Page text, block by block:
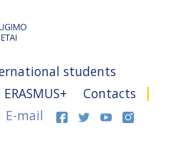
students
ERASMUS+
Contacts
E-mail